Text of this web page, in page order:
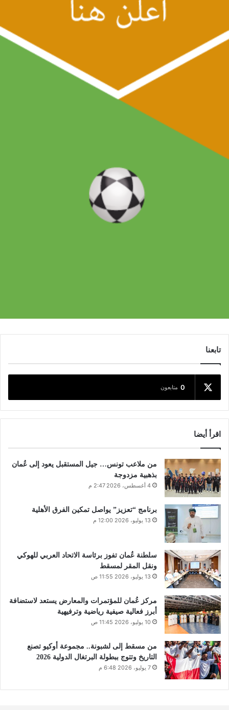
تابعنا
0 متابعون
اقرأ أيضا
من ملاعب تونس… جيل المستقبل يعود إلى عُمان
بذهبية مزدوجة
4 أغسطس، 2026 2:47 م
برنامج “تعزيز” يواصل تمكين الفرق الأهلية
13 يوليو، 2026 12:00 م
سلطنة عُمان تفوز برئاسة الاتحاد العربي للهوكي
ونقل المقر لمسقط
13 يوليو، 2026 11:55 ص
مركز عُمان للمؤتمرات والمعارض يستعد لاستضافة
أبرز فعالية صيفية رياضية وترفيهية
10 يوليو، 2026 11:45 ص
من مسقط إلى لشبونة.. مجموعة أوكيو تصنع
التاريخ وتتوج ببطولة البرتغال الدولية 2026
7 يوليو، 2026 6:48 م